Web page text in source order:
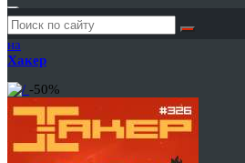
Годовая
подписка
на
Хакер
-50%